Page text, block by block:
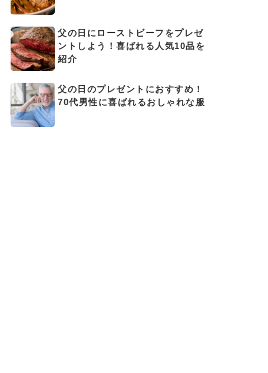
父の日にローストビーフをプレゼ
ントしよう！喜ばれる人気10品を
紹介
父の日のプレゼントにおすすめ！
70代男性に喜ばれるおしゃれな服